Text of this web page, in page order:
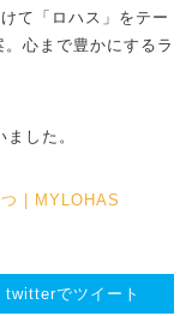
て「ロハス」をテー
心まで豊かにするラ
した。
| MYLOHAS
twitterでツイート